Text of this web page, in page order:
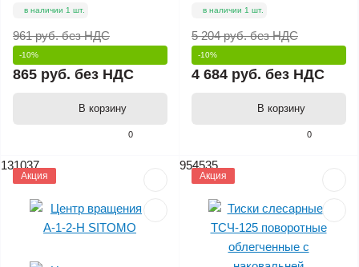
0
в наличии 1 шт.
961 руб.без НДС
-10%
865 руб. без НДС
В корзину
0
в наличии 1 шт.
5 204 руб.без НДС
-10%
4 684 руб. без НДС
В корзину
131037
Акция
954535
Акция